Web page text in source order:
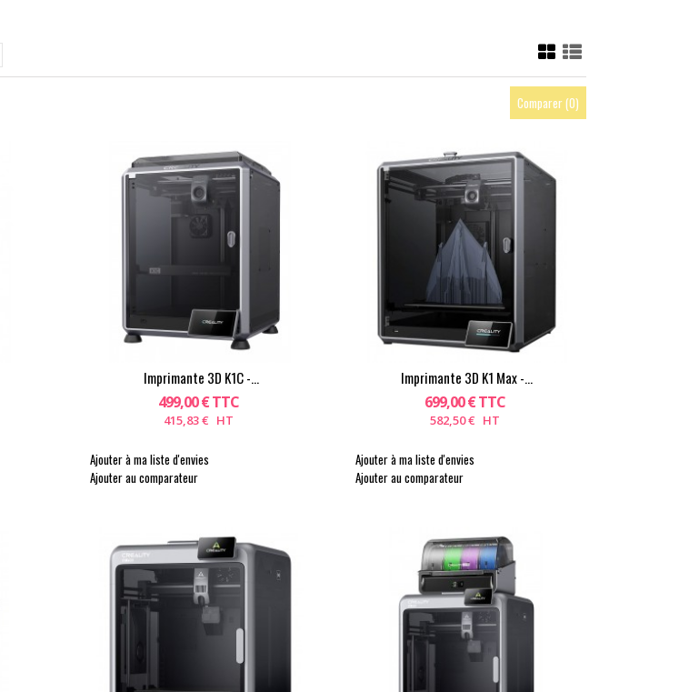
Comparer (0)
Imprimante 3D K1C -...
499,00 € TTC
415,83 € HT
Ajouter à ma liste d'envies
Ajouter au comparateur
Imprimante 3D K1 Max -...
699,00 € TTC
582,50 € HT
Ajouter à ma liste d'envies
Ajouter au comparateur